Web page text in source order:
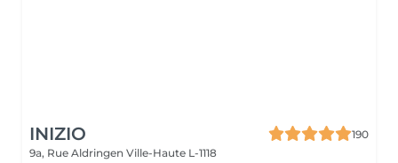
INIZIO
190
9a, Rue Aldringen Ville-Haute L-1118